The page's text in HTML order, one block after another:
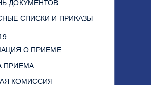
ДОКУМЕНТОВ
СПИСКИ И ПРИКАЗЫ
О ПРИЕМЕ
ПРИЕМА
КОМИССИЯ